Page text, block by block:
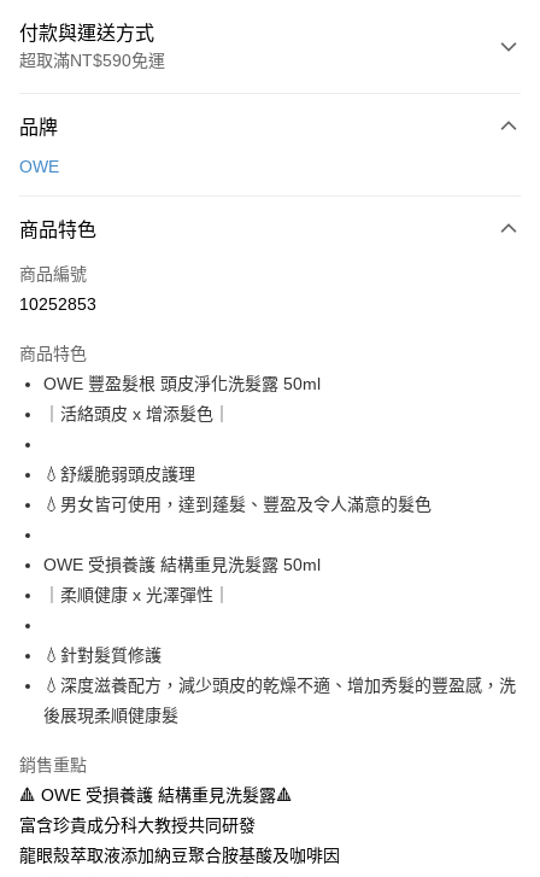
付款與運送方式
超取滿NT$590免運
信用卡一次付款
LINE Pay
Apple Pay
悠遊付
Google Pay
全盈+PAY
AFTEE先享後付
【關於「AFTEE先享後付」】
AFTEE先享後付是「在收到商品之後才付款」的支付方式。 讓您購物簡單
便利好安心！
１．簡單：不需註冊會員、不需綁卡、不需儲值。
３．安心：先確認商品／服務後，再付款。
【「AFTEE先享後付」結帳流程】
１．於結帳方式選擇「AFTEE先享後付」後，將跳轉至「AFTEE先享後付」
２．訂單成立數日內，您將收到繳費通知簡訊。
３．收到繳費通知簡訊後14天內，點擊此簡訊中的連結，可透過四大超商／
ATM／網路銀行／等多元方式進行付款，方視為交易完成。
※ 請注意：結帳手續完成當下不需立刻繳費，但若您需要取消訂單，請聯絡
購買商品的店家。未經商家同意取消之訂單仍視為有效，需透過AFTEE先享
ATM付款
每筆NT$80，滿NT$590(含以上)免運費
7-11取貨付款
每筆NT$80，滿NT$590(含以上)免運費
品牌
OWE
商品特色
商品編號
10252853
商品特色
OWE 豐盈髮根 頭皮淨化洗髮露 50ml
｜活絡頭皮 x 增添髮色｜
💧舒緩脆弱頭皮護理
💧男女皆可使用，達到蓬髮、豐盈及令人滿意的髮色
OWE 受損養護 結構重見洗髮露 50ml
｜柔順健康 x 光澤彈性｜
💧針對髮質修護
💧深度滋養配方，減少頭皮的乾燥不適、增加秀髮的豐盈感，洗
後展現柔順健康髮
銷售重點
🔺 OWE 受損養護 結構重見洗髮露🔺
富含珍貴成分科大教授共同研發
龍眼殼萃取液添加納豆聚合胺基酸及咖啡因